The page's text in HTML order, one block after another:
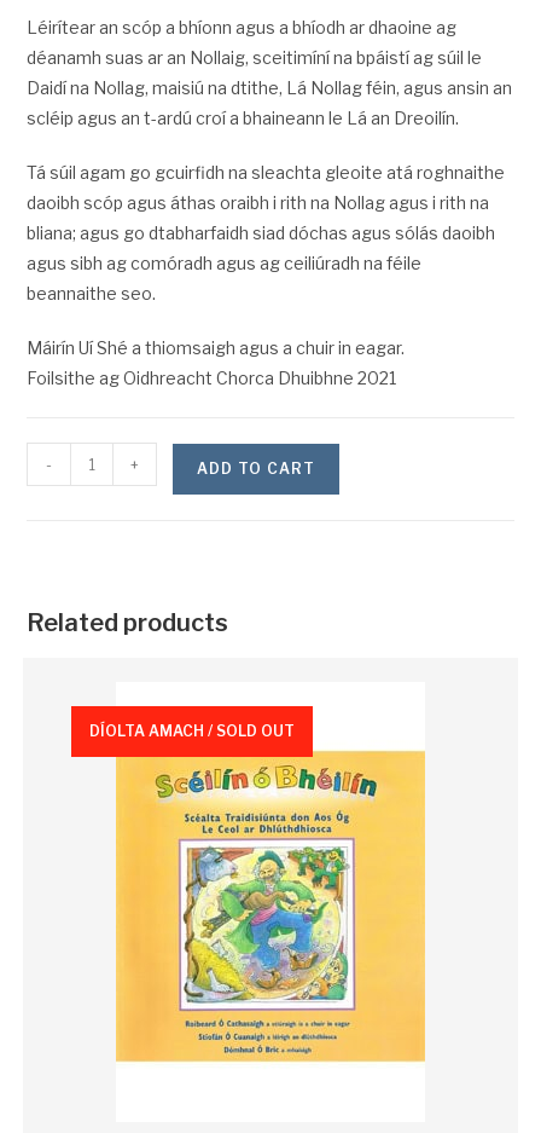
Léirítear an scóp a bhíonn agus a bhíodh ar dhaoine ag
déanamh suas ar an Nollaig, sceitimíní na bpáistí ag súil le
Daidí na Nollag, maisiú na dtithe, Lá Nollag féin, agus ansin an
scléip agus an t-ardú croí a bhaineann le Lá an Dreoilín.
Tá súil agam go gcuirfidh na sleachta gleoite atá roghnaithe
daoibh scóp agus áthas oraibh i rith na Nollag agus i rith na
bliana; agus go dtabharfaidh siad dóchas agus sólás daoibh
agus sibh ag comóradh agus ag ceiliúradh na féile
beannaithe seo.
Máirín Uí Shé a thiomsaigh agus a chuir in eagar.
Foilsithe ag Oidhreacht Chorca Dhuibhne 2021
- + ADD TO CART
Related products
DÍOLTA AMACH / SOLD OUT